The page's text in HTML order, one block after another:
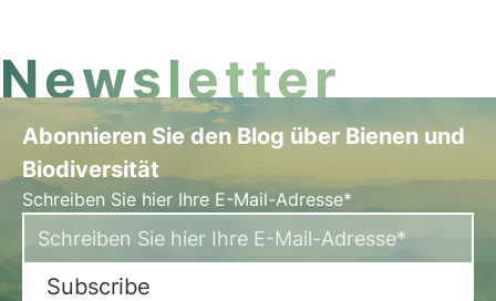
Newsletter
Abonnieren Sie den Blog über Bienen und
Biodiversität
Schreiben Sie hier Ihre E-Mail-Adresse*
Subscribe